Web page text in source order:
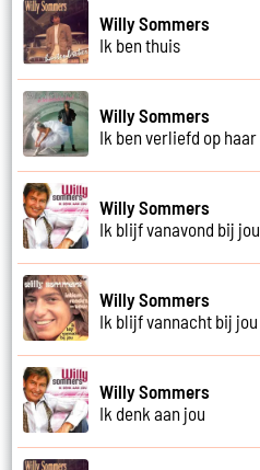
Willy Sommers
Ik ben thuis
Willy Sommers
Ik ben verliefd op haar
Willy Sommers
Ik blijf vanavond bij jou
Willy Sommers
Ik blijf vannacht bij jou
Willy Sommers
Ik denk aan jou